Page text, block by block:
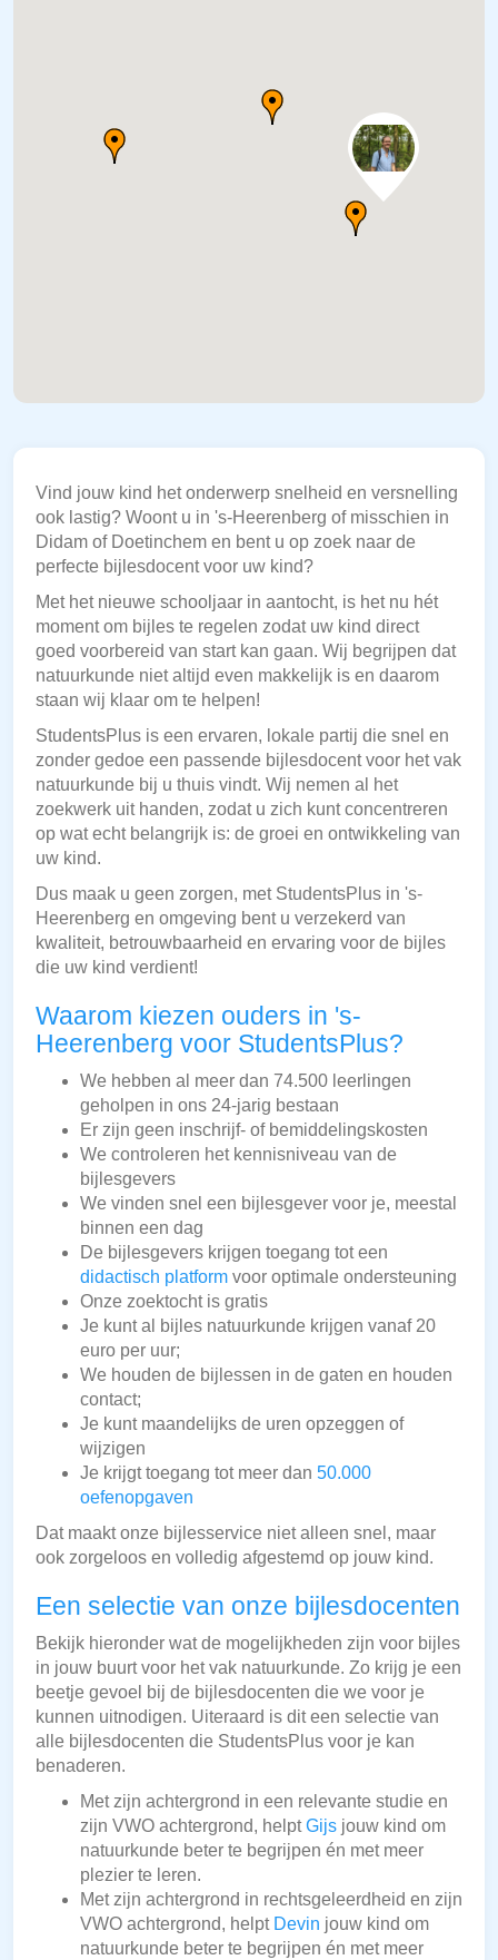
Vind jouw kind het onderwerp snelheid en versnelling
ook lastig? Woont u in 's-Heerenberg of misschien in
Didam of Doetinchem en bent u op zoek naar de
perfecte bijlesdocent voor uw kind?
Met het nieuwe schooljaar in aantocht, is het nu hét
moment om bijles te regelen zodat uw kind direct
goed voorbereid van start kan gaan. Wij begrijpen dat
natuurkunde niet altijd even makkelijk is en daarom
staan wij klaar om te helpen!
StudentsPlus is een ervaren, lokale partij die snel en
zonder gedoe een passende bijlesdocent voor het vak
natuurkunde bij u thuis vindt. Wij nemen al het
zoekwerk uit handen, zodat u zich kunt concentreren
op wat echt belangrijk is: de groei en ontwikkeling van
uw kind.
Dus maak u geen zorgen, met StudentsPlus in 's-
Heerenberg en omgeving bent u verzekerd van
kwaliteit, betrouwbaarheid en ervaring voor de bijles
die uw kind verdient!
Waarom kiezen ouders in 's-
Heerenberg voor StudentsPlus?
We hebben al meer dan 74.500 leerlingen
geholpen in ons 24-jarig bestaan
Er zijn geen inschrijf- of bemiddelingskosten
We controleren het kennisniveau van de
bijlesgevers
We vinden snel een bijlesgever voor je, meestal
binnen een dag
De bijlesgevers krijgen toegang tot een
didactisch platform voor optimale ondersteuning
Onze zoektocht is gratis
Je kunt al bijles natuurkunde krijgen vanaf 20
euro per uur;
We houden de bijlessen in de gaten en houden
contact;
Je kunt maandelijks de uren opzeggen of
wijzigen
Je krijgt toegang tot meer dan 50.000
oefenopgaven
Dat maakt onze bijlesservice niet alleen snel, maar
ook zorgeloos en volledig afgestemd op jouw kind.
Een selectie van onze bijlesdocenten
Bekijk hieronder wat de mogelijkheden zijn voor bijles
in jouw buurt voor het vak natuurkunde. Zo krijg je een
beetje gevoel bij de bijlesdocenten die we voor je
kunnen uitnodigen. Uiteraard is dit een selectie van
alle bijlesdocenten die StudentsPlus voor je kan
benaderen.
Met zijn achtergrond in een relevante studie en
zijn VWO achtergrond, helptGijs jouw kind om
natuurkunde beter te begrijpen én met meer
plezier te leren.
Met zijn achtergrond in rechtsgeleerdheid en zijn
VWO achtergrond, helpt Devin jouw kind om
natuurkunde beter te begrijpen én met meer